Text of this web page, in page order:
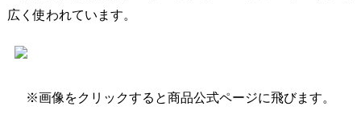
広く使われています。
※画像をクリックすると商品公式ページに飛びます。